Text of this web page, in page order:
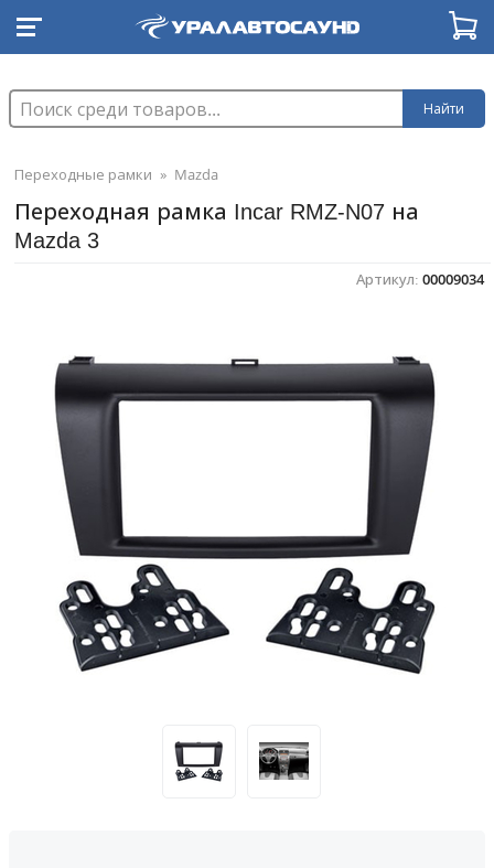
Найти
Переходные рамки » Mazda
Переходная рамка Incar RMZ-N07 на
Mazda 3
Артикул: 00009034